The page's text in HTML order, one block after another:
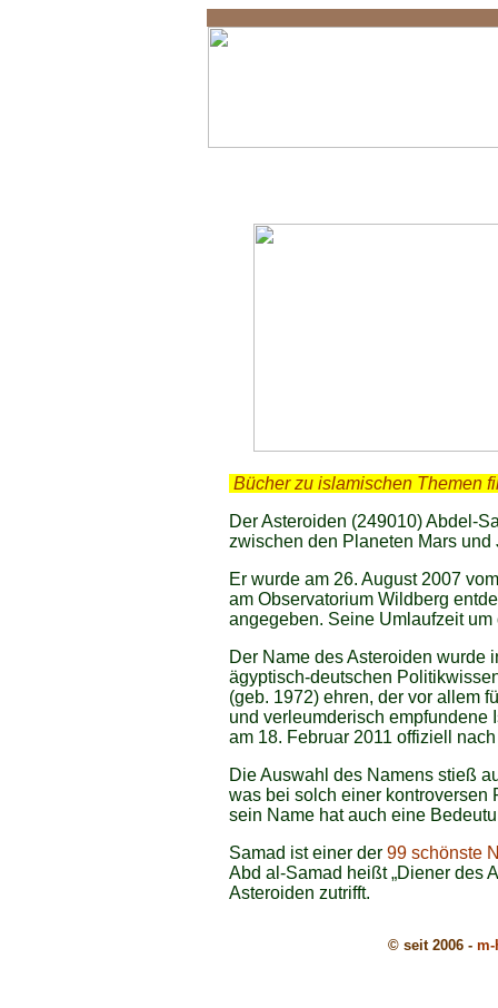
Bücher zu islamischen Themen
Der Asteroiden (249010) Abdel-
zwischen den Planeten Mars und
Er wurde am 26. August 2007
am Observatorium Wildberg
angegeben. Seine Umlaufzeit
Der Name des Asteroiden wurde
ägyptisch-deutschen
(geb. 1972) ehren, der vor allem
und verleumderisch empfundene
am 18. Februar 2011 offiziell
Die Auswahl des Namens stieß
was bei solch einer kontroversen
sein Name hat auch eine
Samad ist einer der 99 schönste
Abd al-Samad heißt „Diener des
Asteroiden zutrifft.
© seit 2006 - m-